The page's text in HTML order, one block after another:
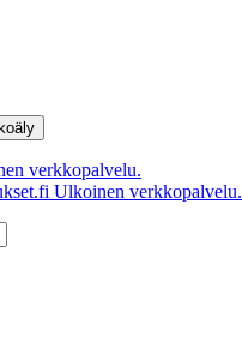
verkkopalvelu.
Ulkoinen verkkopalvelu.